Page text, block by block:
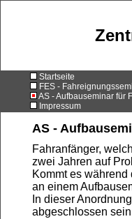
Startseite
FES -
AS - Aufbauseminar für
Impressum
AS -
Fahranfänger,
zwei Jahren auf
Kommt es
an einem
In dieser
abgeschlossen